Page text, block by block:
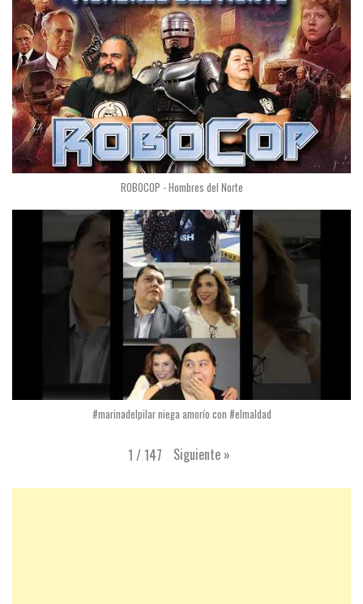
ROBOCOP - Hombres del Norte
#marinadelpilar niega amorío con #elmaldad
1 /147 Siguiente »